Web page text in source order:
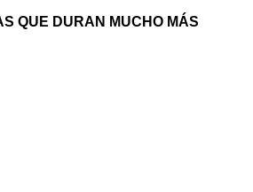
QUE DURAN MUCHO MÁS